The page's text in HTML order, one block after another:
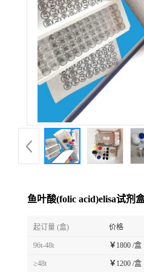
鱼叶酸(folic acid)elisa试剂
起订量 (盒) 价格
96t-48t ￥ 1800 /盒
≥48t ￥ 1200 /盒